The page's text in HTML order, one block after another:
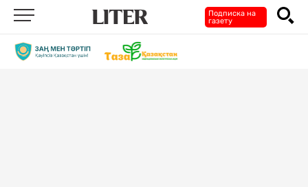
Подписка на
газету